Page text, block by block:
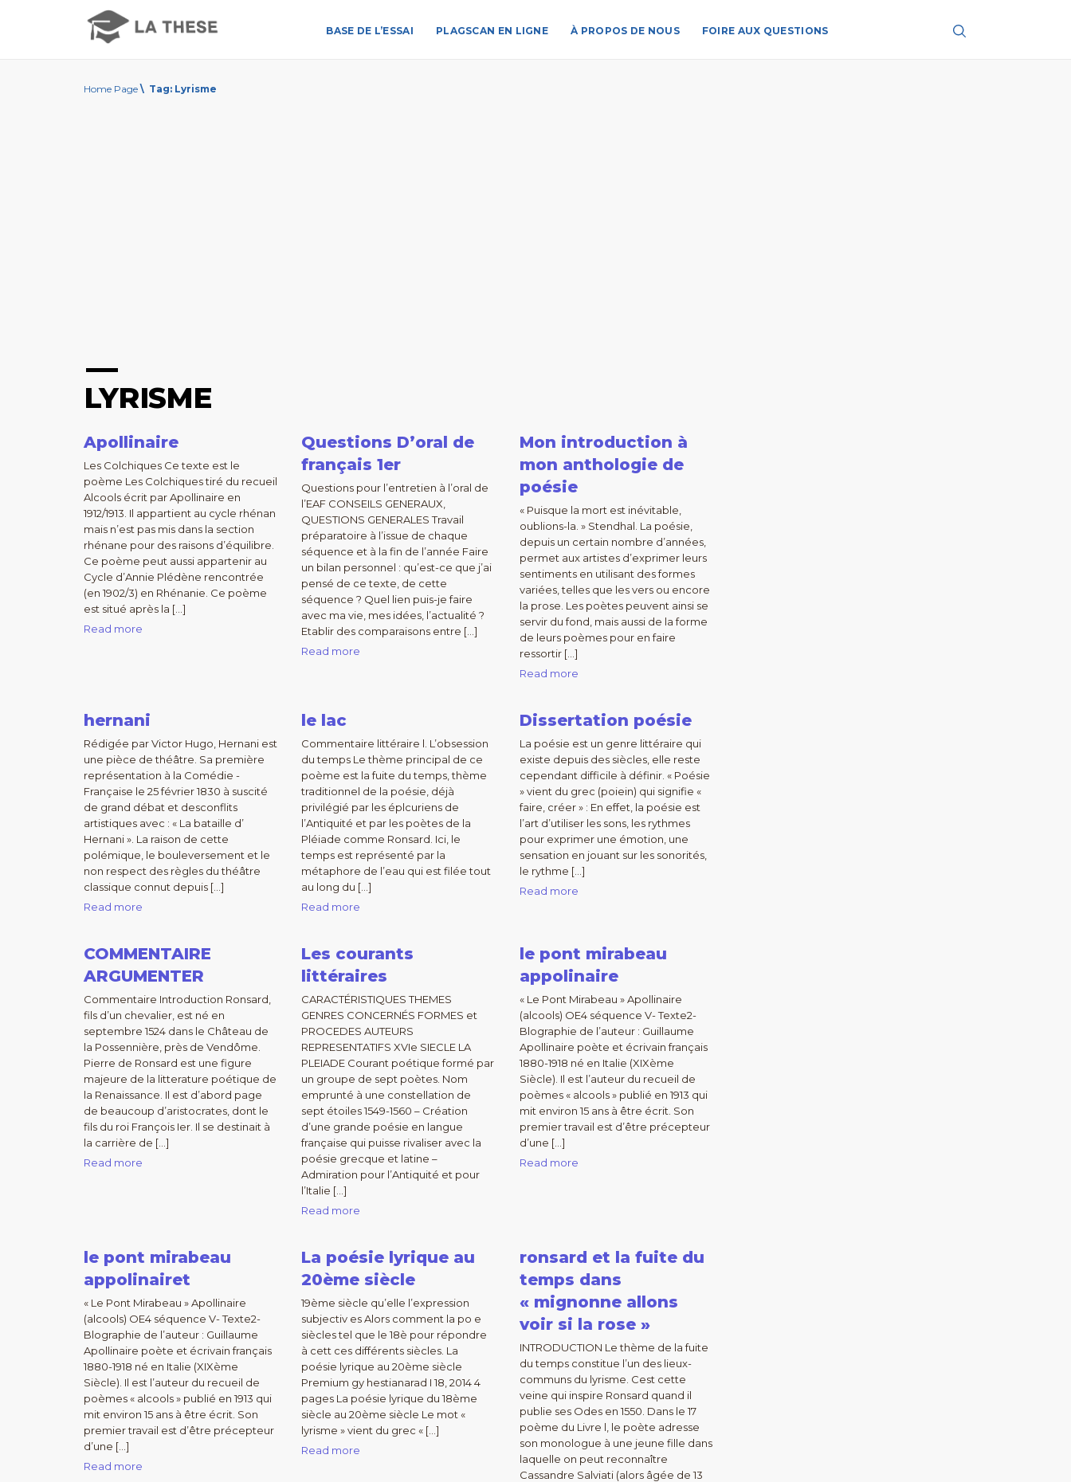
BASE DE L’ESSAI PLAGSCAN EN LIGNE À PROPOS DE NOUS FOIRE AUX QUESTIONS
Home Page \ Tag: Lyrisme
LYRISME
Apollinaire
Les Colchiques Ce texte est le
poème Les Colchiques tiré du recueil
Alcools écrit par Apollinaire en
1912/1913. Il appartient au cycle rhénan
mais n’est pas mis dans la section
rhénane pour des raisons d’équilibre.
Ce poème peut aussi appartenir au
Cycle d’Annie Plédène rencontrée
(en 1902/3) en Rhénanie. Ce poème
est situé après la […]
Read more
Questions D’oral de
français 1er
Questions pour l’entretien à l’oral de
l’EAF CONSEILS GENERAUX,
QUESTIONS GENERALES Travail
préparatoire à l’issue de chaque
séquence et à la fin de l’année Faire
un bilan personnel : qu’est-ce que j’ai
pensé de ce texte, de cette
séquence ? Quel lien puis-je faire
avec ma vie, mes idées, l’actualité ?
Etablir des comparaisons entre […]
Read more
Mon introduction à
mon anthologie de
poésie
« Puisque la mort est inévitable,
oublions-la. » Stendhal. La poésie,
depuis un certain nombre d’années,
permet aux artistes d’exprimer leurs
sentiments en utilisant des formes
variées, telles que les vers ou encore
la prose. Les poètes peuvent ainsi se
servir du fond, mais aussi de la forme
de leurs poèmes pour en faire
ressortir […]
Read more
hernani
Rédigée par Victor Hugo, Hernani est
une pièce de théâtre. Sa première
représentation à la Comédie -
Française le 25 février 1830 à suscité
de grand débat et desconflits
artistiques avec : « La bataille d’
Hernani ». La raison de cette
polémique, le bouleversement et le
non respect des règles du théâtre
classique connut depuis […]
Read more
le lac
Commentaire littéraire l. L’obsession
du temps Le thème principal de ce
poème est la fuite du temps, thème
traditionnel de la poésie, déjà
privilégié par les éplcuriens de
l’Antiquité et par les poètes de la
Pléiade comme Ronsard. Ici, le
temps est représenté par la
métaphore de l’eau qui est filée tout
au long du […]
Read more
Dissertation poésie
La poésie est un genre littéraire qui
existe depuis des siècles, elle reste
cependant difficile à définir. « Poésie
» vient du grec (poiein) qui signifie «
faire, créer » : En effet, la poésie est
l’art d’utiliser les sons, les rythmes
pour exprimer une émotion, une
sensation en jouant sur les sonorités,
le rythme […]
Read more
COMMENTAIRE
ARGUMENTER
Commentaire Introduction Ronsard,
fils d’un chevalier, est né en
septembre 1524 dans le Château de
la Possennière, près de Vendôme.
Pierre de Ronsard est une figure
majeure de la litterature poétique de
la Renaissance. Il est d’abord page
de beaucoup d’aristocrates, dont le
fils du roi François Ier. Il se destinait à
la carrière de […]
Read more
Les courants
littéraires
CARACTÉRISTIQUES THEMES
GENRES CONCERNÉS FORMES et
PROCEDES AUTEURS
REPRESENTATIFS XVIe SIECLE LA
PLEIADE Courant poétique formé par
un groupe de sept poètes. Nom
emprunté à une constellation de
sept étoiles 1549-1560 – Création
d’une grande poésie en langue
française qui puisse rivaliser avec la
poésie grecque et latine –
Admiration pour l’Antiquité et pour
l’Italie […]
Read more
le pont mirabeau
appolinaire
« Le Pont Mirabeau » Apollinaire
(alcools) OE4 séquence V- Texte2-
Blographie de l’auteur : Guillaume
Apollinaire poète et écrivain français
1880-1918 né en Italie (XIXème
Siècle). Il est l’auteur du recueil de
poèmes « alcools » publié en 1913 qui
mit environ 15 ans à être écrit. Son
premier travail est d’être précepteur
d’une […]
Read more
le pont mirabeau
appolinairet
« Le Pont Mirabeau » Apollinaire
(alcools) OE4 séquence V- Texte2-
Blographie de l’auteur : Guillaume
Apollinaire poète et écrivain français
1880-1918 né en Italie (XIXème
Siècle). Il est l’auteur du recueil de
poèmes « alcools » publié en 1913 qui
mit environ 15 ans à être écrit. Son
premier travail est d’être précepteur
d’une […]
Read more
La poésie lyrique au
20ème siècle
19ème siècle qu’elle l’expression
subjectiv es Alors comment la po e
siècles tel que le 18è pour répondre
à cett ces différents siècles. La
poésie lyrique au 20ème siècle
Premium gy hestianarad I 18, 2014 4
pages La poésie lyrique du 18ème
siècle au 20ème siècle Le mot «
lyrisme » vient du grec « […]
Read more
ronsard et la fuite du
temps dans
« mignonne allons
voir si la rose »
INTRODUCTION Le thème de la fuite
du temps constitue l’un des lieux-
communs du lyrisme. Cest cette
veine qui inspire Ronsard quand il
publie ses Odes en 1550. Dans le 17
poème du Livre l, le poète adresse
son monologue à une jeune fille dans
laquelle on peut reconnaître
Cassandre Salviati (alors âgée de 13